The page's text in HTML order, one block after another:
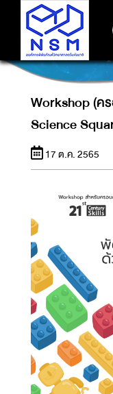
NSM
Workshop (ค
Science
17 ต.ค. 2565